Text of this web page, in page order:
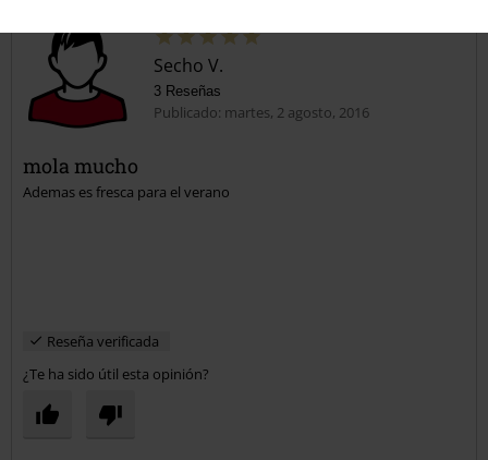
Enviar comentario
Secho V.
3 Reseñas
Publicado: martes, 2 agosto, 2016
mola mucho
Ademas es fresca para el verano
Reseña verificada
¿Te ha sido útil esta opinión?